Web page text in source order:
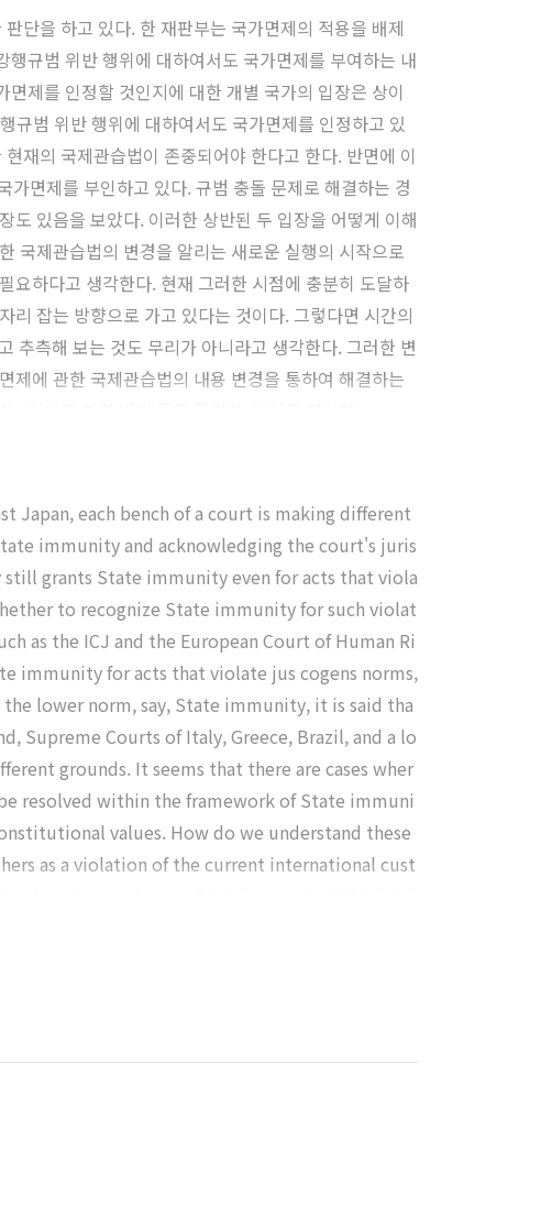
단을 하고 있다. 한 재판부는 국가면제의 적용을 배제
규범 위반 행위에 대하여서도 국가면제를 부여하는 내
제를 인정할 것인지에 대한 개별 국가의 입장은 상이
규범 위반 행위에 대하여서도 국가면제를 인정하고 있
재의 국제관습법이 존중되어야 한다고 한다. 반면에 이
면제를 부인하고 있다. 규범 충돌 문제로 해결하는 경
있음을 보았다. 이러한 상반된 두 입장을 어떻게 이해
국제관습법의 변경을 알리는 새로운 실행의 시작으로
요하다고 생각한다. 현재 그러한 시점에 충분히 도달하
리 잡는 방향으로 가고 있다는 것이다. 그렇다면 시간의
추측해 보는 것도 무리가 아니라고 생각한다. 그러한 변
제에 관한 국제관습법의 내용 변경을 통하여 해결하는
Japan, each bench of a court is making different
immunity and acknowledging the court's juris
grants State immunity even for acts that viola
to recognize State immunity for such violat
as the ICJ and the European Court of Human Ri
immunity for acts that violate jus cogens norms,
lower norm, say, State immunity, it is said tha
Supreme Courts of Italy, Greece, Brazil, and a lo
grounds. It seems that there are cases wher
resolved within the framework of State immuni
values. How do we understand these
as a violation of the current international cust
changing in today's international society. Althou
Methods to accommodate such changes i
act, a normative solution that resolves t